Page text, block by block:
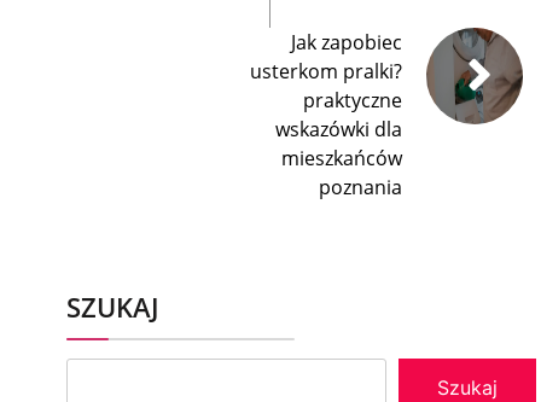
Jak zapobiec
usterkom pralki?
praktyczne
wskazówki dla
mieszkańców
poznania
SZUKAJ
Szukaj